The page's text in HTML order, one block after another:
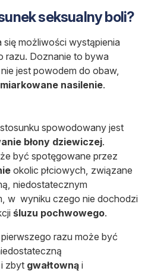
seksualny boli?
możliwości wystąpienia
razu. Doznanie to bywa
jest powodem do obaw,
nasilenie.
spowodowany jest
błony dziewiczej.
być spotęgowane przez
okolic płciowych, związane
niedostatecznym
w wyniku czego nie dochodzi
śluzu pochwowego.
razu może być
i zbyt gwałtowną i